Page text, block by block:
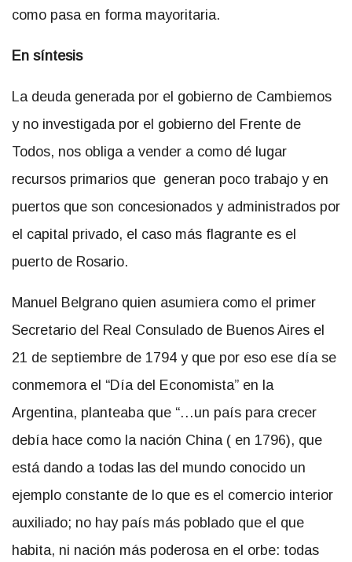
como pasa en forma mayoritaria.
En síntesis
La deuda generada por el gobierno de Cambiemos
y no investigada por el gobierno del Frente de
Todos, nos obliga a vender a como dé lugar
recursos primarios que generan poco trabajo y en
puertos que son concesionados y administrados por
el capital privado, el caso más flagrante es el
puerto de Rosario.
Manuel Belgrano quien asumiera como el primer
Secretario del Real Consulado de Buenos Aires el
21 de septiembre de 1794 y que por eso ese día se
conmemora el “Día del Economista” en la
Argentina, planteaba que “…un país para crecer
debía hace como la nación China ( en 1796), que
está dando a todas las del mundo conocido un
ejemplo constante de lo que es el comercio interior
auxiliado; no hay país más poblado que el que
habita, ni nación más poderosa en el orbe: todas